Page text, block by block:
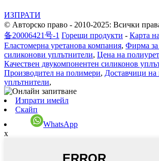
ИЗПРАТИ
© Авторско право - 2010-2025: Всички
备20006421号-1 Горещи продукти - Карта
Еластомерна уретанова компания, Фирма за
силиконови уплътнители, Цена на
Качествен двукомпонентен силиконов
Производител на полимери, Доставчици на
уплътнители,
Изпрати имейл
Скайп
WhatsApp
x